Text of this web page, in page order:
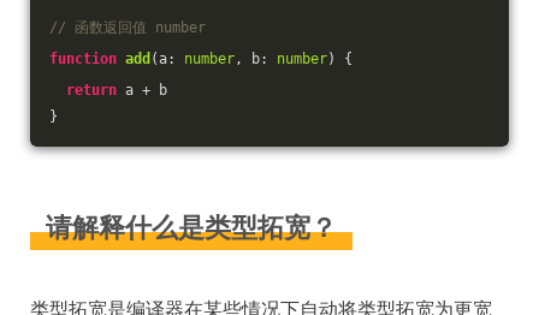
// 函数返回值 number
function add (a: number, b: number) {
return a + b
}
请解释什么是类型拓宽？
类型拓宽是编译器在某些情况下自动将类型拓宽为更宽